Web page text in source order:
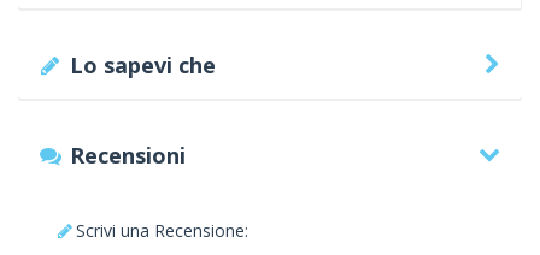
Lo sapevi che
Recensioni
Scrivi una Recensione: